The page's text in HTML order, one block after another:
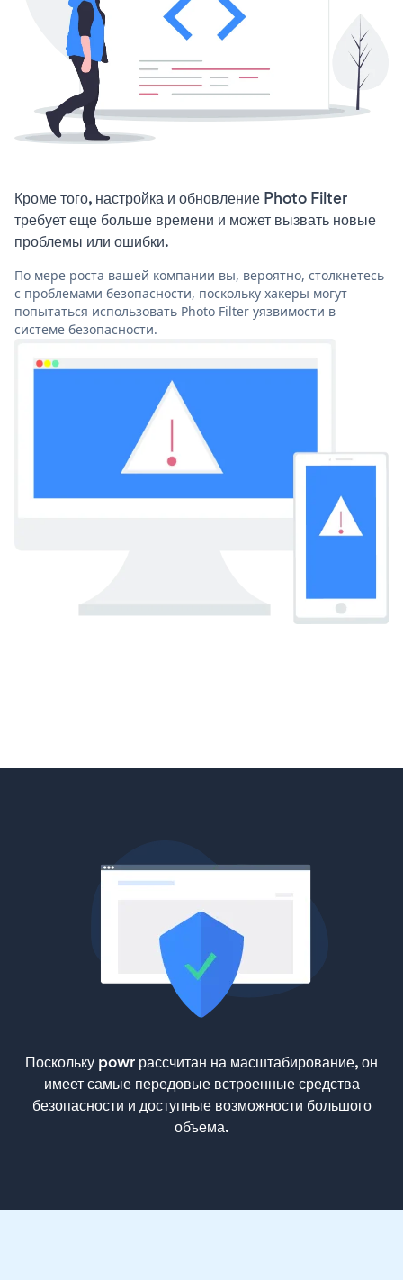
Кроме того, настройка и обновление Photo Filter
требует еще больше времени и может вызвать новые
проблемы или ошибки.
По мере роста вашей компании вы, вероятно, столкнетесь
с проблемами безопасности, поскольку хакеры могут
попытаться использовать Photo Filter уязвимости в
системе безопасности.
Поскольку powr рассчитан на масштабирование, он
имеет самые передовые встроенные средства
безопасности и доступные возможности большого
объема.